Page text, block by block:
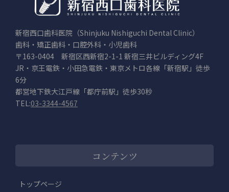
新宿西口歯科医院（Shinjuku Nishiguchi Dental Clinic）
歯科・矯正歯科・口腔外科・小児歯科
〒163-0404 新宿区西新宿2-1-1 新宿三井ビルディング4F
JR・京王電鉄・小田急電鉄・東京メトロ各線「新宿駅」徒歩
6分
都営地下鉄大江戸線「都庁前駅」徒歩30秒
TEL:03-3344-4567
コンテンツ
トップページ